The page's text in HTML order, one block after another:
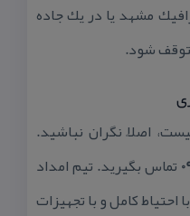
مشهد یا در یك جاده
شود.
اصلاً نگران نباشید.
تماس بگیرید. تیم امداد
احتیاط كامل و با تجهیزات